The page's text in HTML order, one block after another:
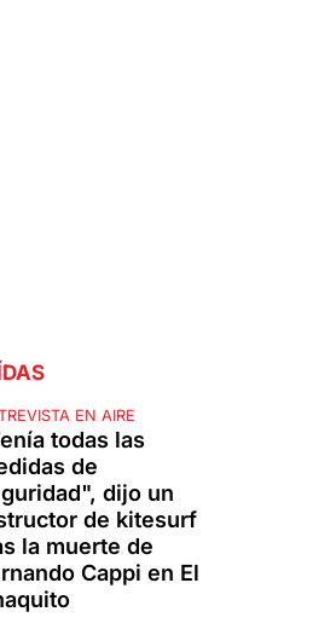
EN AIRE
todas las
de
dijo un
de kitesurf
la muerte de
Cappi en El